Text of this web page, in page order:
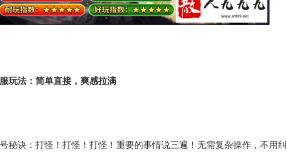
玩法：简单直接，爽感拉满​
秘诀：打怪！打怪！打怪！重要的事情说三遍！无需复杂操作，不用纠